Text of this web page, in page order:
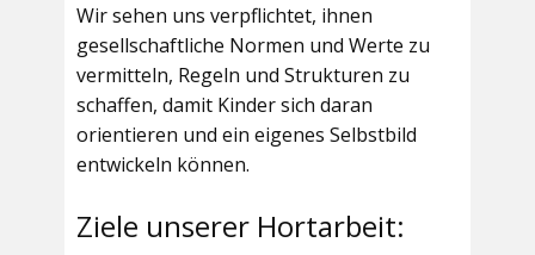
Wir sehen uns verpflichtet, ihnen
gesellschaftliche Normen und Werte zu
vermitteln, Regeln und Strukturen zu
schaffen, damit Kinder sich daran
orientieren und ein eigenes Selbstbild
entwickeln können.
Ziele unserer Hortarbeit: